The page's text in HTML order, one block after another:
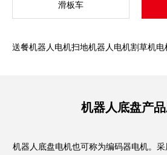
滑板车
送餐机器人电机扫地机器人电机割草机电
机器人底盘产
机器人底盘电机也可称为编码器电机。